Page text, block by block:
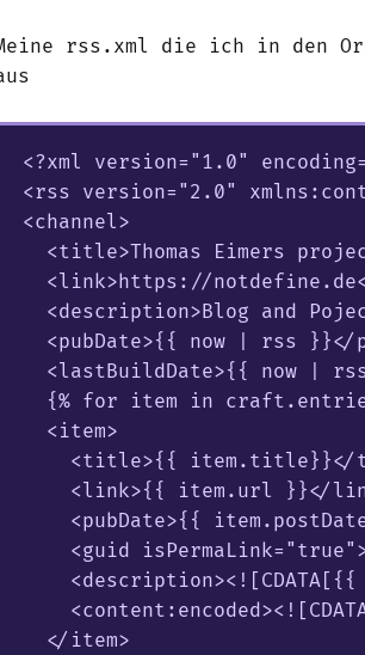
rss.xml die ich in den
<?xml version="1.0"
<rss version="2.0"
<channel>
<title>Thomas Eimers
<link>https://
<description>Blog and
<pubDate>{{ now | rss }}</
<lastBuildDate>{{ now |
{% for item in
  <item>
<title>{{ item.title}}</
<link>{{ item.url }}</
<pubDate>{{
<guid
  </item>